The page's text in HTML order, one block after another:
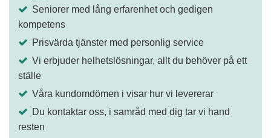
Seniorer med lång erfarenhet och gedigen
kompetens
Prisvärda tjänster med personlig service
Vi erbjuder helhetslösningar, allt du behöver på ett
ställe
Våra kundomdömen i visar hur vi levererar
Du kontaktar oss, i samråd med dig tar vi hand
resten